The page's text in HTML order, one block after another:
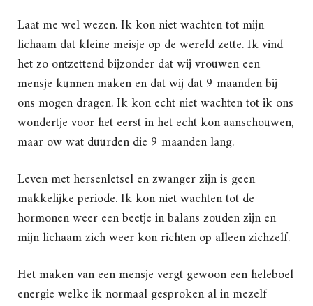
Laat me wel wezen. Ik kon niet wachten tot mijn
lichaam dat kleine meisje op de wereld zette. Ik vind
het zo ontzettend bijzonder dat wij vrouwen een
mensje kunnen maken en dat wij dat 9 maanden bij
ons mogen dragen. Ik kon echt niet wachten tot ik ons
wondertje voor het eerst in het echt kon aanschouwen,
maar ow wat duurden die 9 maanden lang.
Leven met hersenletsel en zwanger zijn is geen
makkelijke periode. Ik kon niet wachten tot de
hormonen weer een beetje in balans zouden zijn en
mijn lichaam zich weer kon richten op alleen zichzelf.
Het maken van een mensje vergt gewoon een heleboel
energie welke ik normaal gesproken al in mezelf